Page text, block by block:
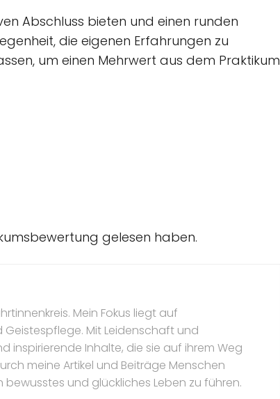
Abschluss bieten und einen runden
die eigenen Erfahrungen zu
um einen Mehrwert aus dem Praktikum
gelesen haben.
Mein Fokus liegt auf
Mit Leidenschaft und
inspirierende Inhalte, die sie auf ihrem Weg
meine Artikel und Beiträge Menschen
und glückliches Leben zu führen.